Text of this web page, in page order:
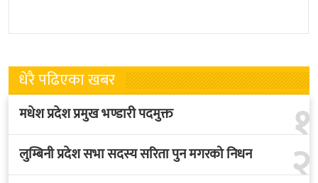
नवनियुक्त
लागेको हो
धेरै पढिएका खबर
१
मधेश प्रदेश प्रमुख भण्डारी पदमुक्त
२
लुम्बिनी प्रदेश सभा सदस्य सरिता पुन मगरको निधन